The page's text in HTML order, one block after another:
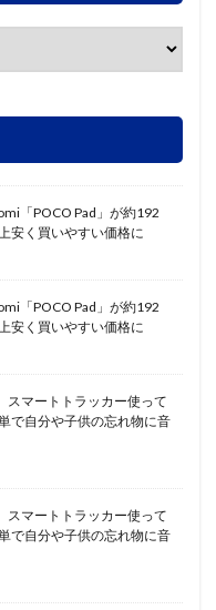
「POCO Pad」が約192
安く買いやすい価格に
「POCO Pad」が約192
安く買いやすい価格に
スマートトラッカー使って
で自分や子供の忘れ物に音
スマートトラッカー使って
で自分や子供の忘れ物に音